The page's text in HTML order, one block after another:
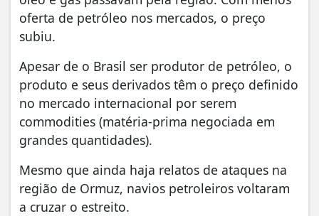
oferta de petróleo nos mercados, o preço
subiu.
Apesar de o Brasil ser produtor de petróleo, o
produto e seus derivados têm o preço definido
no mercado internacional por serem
commodities (matéria-prima negociada em
grandes quantidades).
Mesmo que ainda haja relatos de ataques na
região de Ormuz, navios petroleiros voltaram
a cruzar o estreito.